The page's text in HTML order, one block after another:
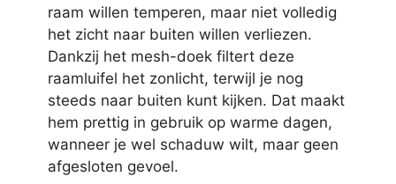
raam willen temperen, maar niet volledig
het zicht naar buiten willen verliezen.
Dankzij het mesh-doek filtert deze
raamluifel het zonlicht, terwijl je nog
steeds naar buiten kunt kijken. Dat maakt
hem prettig in gebruik op warme dagen,
wanneer je wel schaduw wilt, maar geen
afgesloten gevoel.